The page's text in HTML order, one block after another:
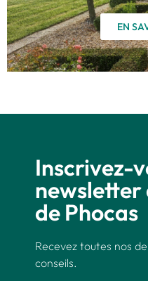
EN
Inscrivez-
newsletter
de Phocas
Recevez toutes nos
conseils.